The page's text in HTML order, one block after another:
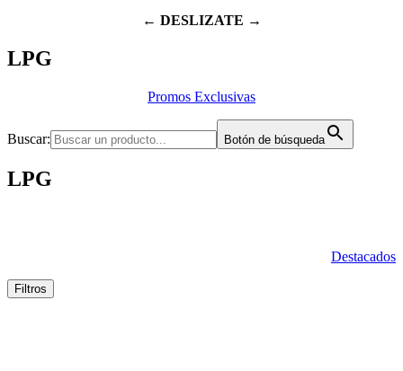
← DESLIZATE →
LPG
Promos Exclusivas
Buscar: Botón de búsqueda
LPG
Destacados
Filtros